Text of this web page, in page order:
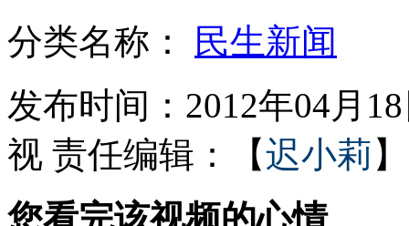
生活情报站：超市赠品问题多
分类名称：
民生新闻
发布时间：2012年04月
视 责任编辑：【迟小莉 】
您看完该视频的心情